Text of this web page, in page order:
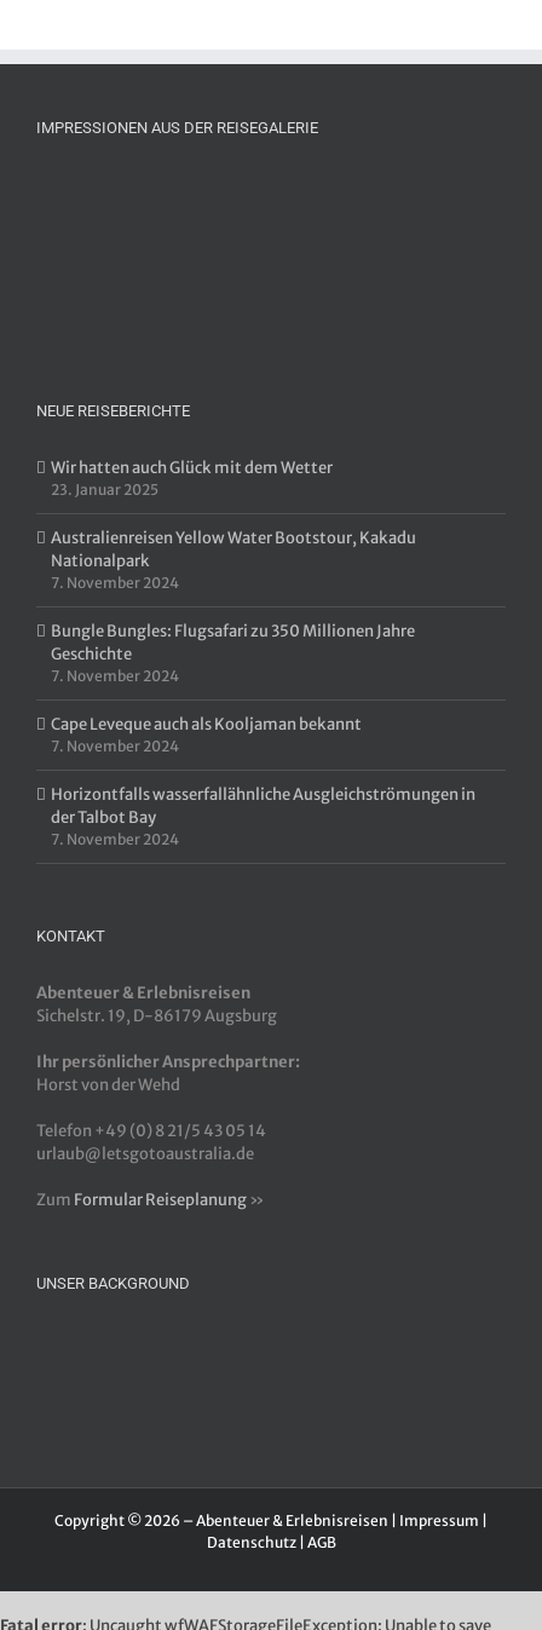
IMPRESSIONEN AUS DER REISEGALERIE
NEUE REISEBERICHTE
Wir hatten auch Glück mit dem Wetter
23. Januar 2025
Australienreisen Yellow Water Bootstour, Kakadu
Nationalpark
7. November 2024
Bungle Bungles: Flugsafari zu 350 Millionen Jahre
Geschichte
7. November 2024
Cape Leveque auch als Kooljaman bekannt
7. November 2024
Horizontfalls wasserfallähnliche Ausgleichströmungen in
der Talbot Bay
7. November 2024
KONTAKT
Abenteuer & Erlebnisreisen
Sichelstr. 19, D-86179 Augsburg
Ihr persönlicher Ansprechpartner:
Horst von der Wehd
Telefon +49 (0) 8 21/5 43 05 14
urlaub@letsgotoaustralia.de
Zum Formular Reiseplanung »
UNSER BACKGROUND
Copyright © 2026 – Abenteuer & Erlebnisreisen | Impressum
Datenschutz| AGB